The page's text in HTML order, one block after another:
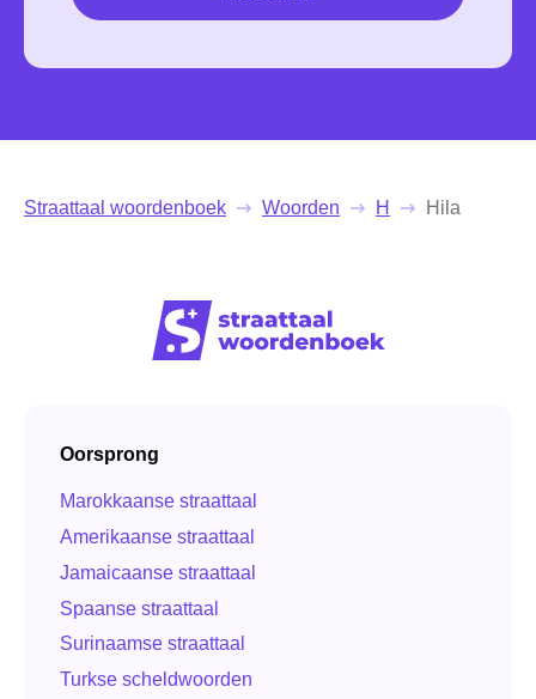
Straattaal woordenboek Woorden H Hila
Oorsprong
Marokkaanse straattaal
Amerikaanse straattaal
Jamaicaanse straattaal
Spaanse straattaal
Surinaamse straattaal
Turkse scheldwoorden